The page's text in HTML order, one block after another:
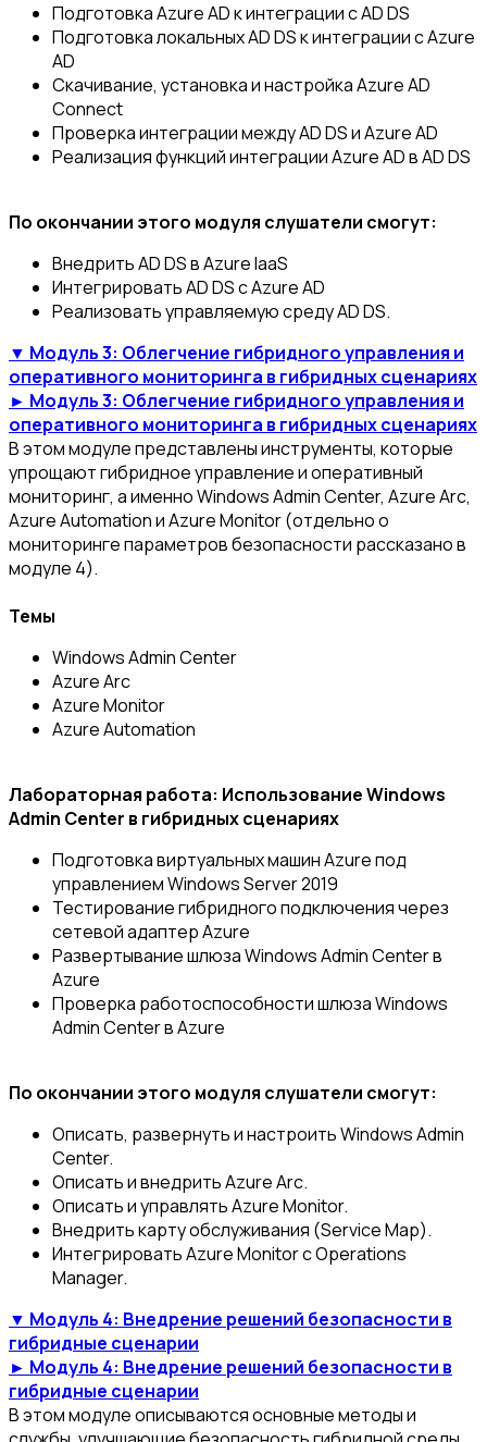
Подготовка Azure AD к интеграции с AD DS
Подготовка локальных AD DS к интеграции с Azure
AD
Скачивание, установка и настройка Azure AD
Connect
Проверка интеграции между AD DS и Azure AD
Реализация функций интеграции Azure AD в AD DS
По окончании этого модуля слушатели смогут:
Внедрить AD DS в Azure IaaS
Интегрировать AD DS с Azure AD
Реализовать управляемую среду AD DS.
▼ Модуль 3: Облегчение гибридного управления и
оперативного мониторинга в гибридных сценариях
► Модуль 3: Облегчение гибридного управления и
оперативного мониторинга в гибридных сценариях
В этом модуле представлены инструменты, которые
упрощают гибридное управление и оперативный
мониторинг, а именно Windows Admin Center, Azure Arc,
Azure Automation и Azure Monitor (отдельно о
мониторинге параметров безопасности рассказано в
модуле 4).
Темы
Windows Admin Center
Azure Arc
Azure Monitor
Azure Automation
Лабораторная работа: Использование Windows
Admin Center в гибридных сценариях
Подготовка виртуальных машин Azure под
управлением Windows Server 2019
Тестирование гибридного подключения через
сетевой адаптер Azure
Развертывание шлюза Windows Admin Center в
Azure
Проверка работоспособности шлюза Windows
Admin Center в Azure
По окончании этого модуля слушатели смогут:
Описать, развернуть и настроить Windows Admin
Center.
Описать и внедрить Azure Arc.
Описать и управлять Azure Monitor.
Внедрить карту обслуживания (Service Map).
Интегрировать Azure Monitor с Operations
Manager.
▼ Модуль 4: Внедрение решений безопасности в
гибридные сценарии
► Модуль 4: Внедрение решений безопасности в
гибридные сценарии
В этом модуле описываются основные методы и